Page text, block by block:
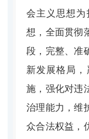
会主义思想为
想，全面贯彻
段，完整、准
新发展格局
施，强化对违
治理能力，维
众合法权益，